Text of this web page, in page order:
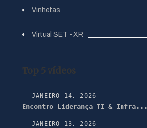
Vinhetas
Virtual SET - XR
Top 5 vídeos
JANEIRO 14, 2026
Encontro Liderança TI & Infra...
JANEIRO 13, 2026